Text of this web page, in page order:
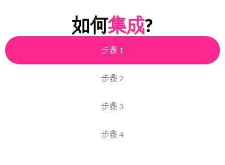
如何集成?
步骤 1
步骤 2
步骤 3
步骤 4